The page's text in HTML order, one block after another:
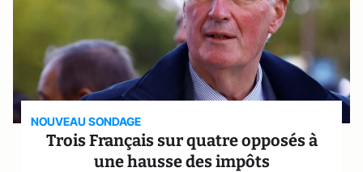
NOUVEAU SONDAGE
Trois Français sur quatre opposés à
une hausse des impôts